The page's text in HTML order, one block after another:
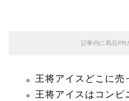
記事内に商品PR
王将アイスどこに売
王将アイスはコンビ